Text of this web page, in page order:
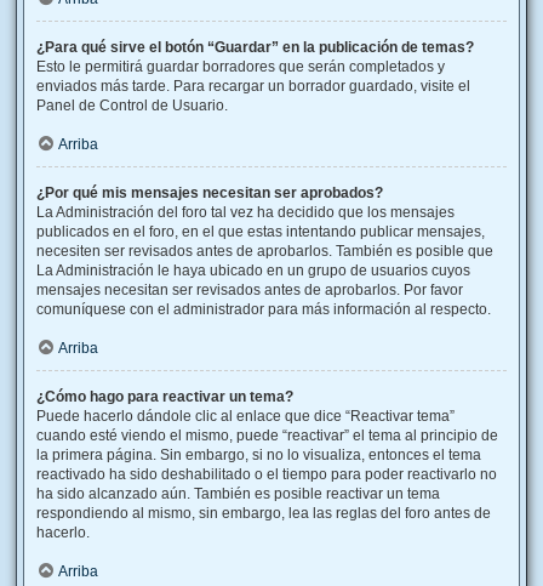
¿Para qué sirve el botón “Guardar” en la publicación de temas?
Esto le permitirá guardar borradores que serán completados y
enviados más tarde. Para recargar un borrador guardado, visite el
Panel de Control de Usuario.
Arriba
¿Por qué mis mensajes necesitan ser aprobados?
La Administración del foro tal vez ha decidido que los mensajes
publicados en el foro, en el que estas intentando publicar mensajes,
necesiten ser revisados antes de aprobarlos. También es posible que
La Administración le haya ubicado en un grupo de usuarios cuyos
mensajes necesitan ser revisados antes de aprobarlos. Por favor
comuníquese con el administrador para más información al respecto.
Arriba
¿Cómo hago para reactivar un tema?
Puede hacerlo dándole clic al enlace que dice “Reactivar tema”
cuando esté viendo el mismo, puede “reactivar” el tema al principio de
la primera página. Sin embargo, si no lo visualiza, entonces el tema
reactivado ha sido deshabilitado o el tiempo para poder reactivarlo no
ha sido alcanzado aún. También es posible reactivar un tema
respondiendo al mismo, sin embargo, lea las reglas del foro antes de
hacerlo.
Arriba